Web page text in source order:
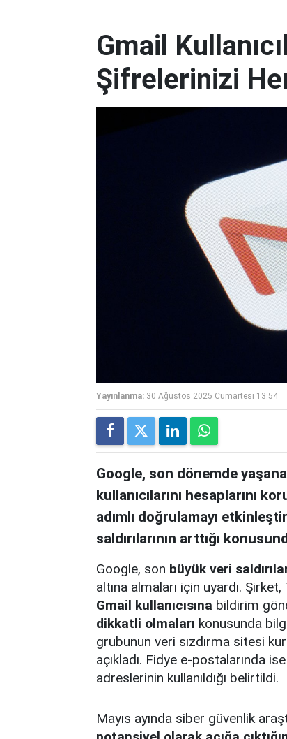
Gmail
Şifrelerinizi
Yayınlanma: 30 Ağustos 2025 Cumartesi 13:54
Google, son dönemde
kullanıcılarını hesaplarını
adımlı doğrulamayı
saldırılarının arttığı
Google, son büyük veri
altına almaları için uyardı.
Gmail kullanıcısına bildirim
dikkatli olmaları konusunda
grubunun veri sızdırma sitesi
açıkladı. Fidye e-postalarında ise
adreslerinin kullanıldığı belirtildi.
Mayıs ayında siber güvenlik